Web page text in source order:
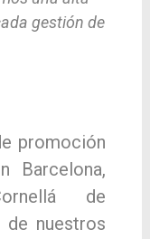
gestión de
promoción
Barcelona,
de
de nuestros